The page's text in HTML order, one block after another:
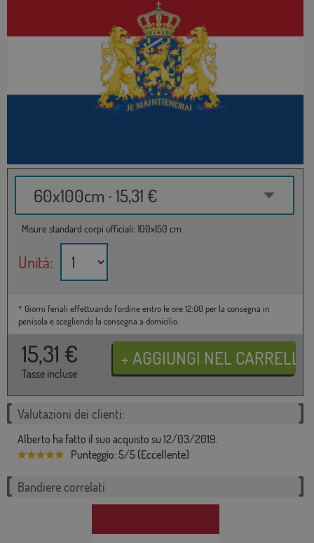
60x100cm · 15,31 €
Misure standard corpi ufficiali: 100x150 cm
Unità:
* Giorni feriali effettuando l'ordine entro le ore 12:00 per la consegna in
penisola e scegliendo la consegna a domicilio.
15,31 €
Tasse incluse
Valutazioni dei clienti:
Alberto ha fatto il suo acquisto su 12/03/2019.
Punteggio: 5/5 (Eccellente)
Bandiere correlati